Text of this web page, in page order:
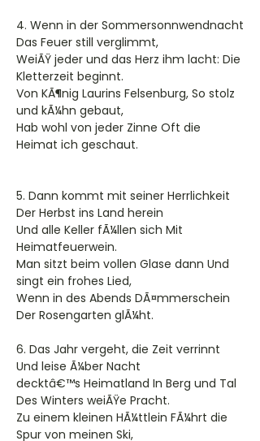
4. Wenn in der Sommersonnwendnacht
Das Feuer still verglimmt,
WeiÃŸ jeder und das Herz ihm lacht: Die
Kletterzeit beginnt.
Von KÃ¶nig Laurins Felsenburg, So stolz
und kÃ¼hn gebaut,
Hab wohl von jeder Zinne Oft die
Heimat ich geschaut.
5. Dann kommt mit seiner Herrlichkeit
Der Herbst ins Land herein
Und alle Keller fÃ¼llen sich Mit
Heimatfeuerwein.
Man sitzt beim vollen Glase dann Und
singt ein frohes Lied,
Wenn in des Abends DÃ¤mmerschein
Der Rosengarten glÃ¼ht.
6. Das Jahr vergeht, die Zeit verrinnt
Und leise Ã¼ber Nacht
decktâ€™s Heimatland In Berg und Tal
Des Winters weiÃŸe Pracht.
Zu einem kleinen HÃ¼ttlein FÃ¼hrt die
Spur von meinen Ski,